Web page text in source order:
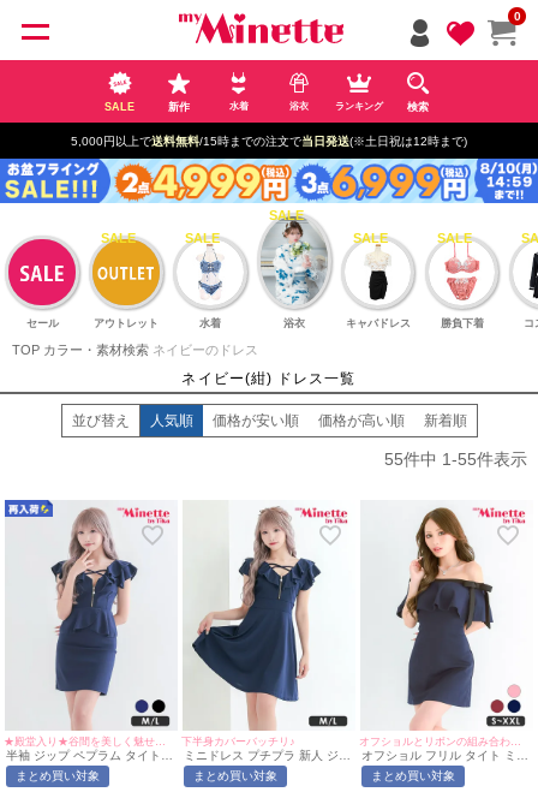
0
SALE 新作 水着 浴衣 ランキング 検索
5,000円以上で送料無料/15時までの注文で当日発送(※土日祝は12時まで)
セール アウトレット 水着 浴衣 キャバドレス 勝負下着 コ
TOP カラー・素材検索 ネイビーのドレス
ネイビー(紺) ドレス一覧
並び替え 人気順 価格が安い順 価格が高い順 新着順
55件中 1-55件表示
半袖 ジップ ペプラム タイト
ミニドレス (ひなたまる着
用/M~Lサイズ対応) myMinette/
まとめ買い対象
下半身カバーバッチリ♪
ミニドレス プチプラ 新人 ジッ
プ ワンピース フレア セクシー
半袖 低身長 谷間 チャーム付き
まとめ買い対象
オフショルとリボンの組み合わせが可愛い♡
オフショル フリル タイト ミニ
ドレス (みのり着用/S~XXLサ
イズ対応) | myMinette/マイミ
まとめ買い対象
ペー
ジト
ップ